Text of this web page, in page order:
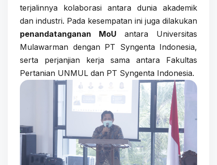
terjalinnya kolaborasi antara dunia akademik
dan industri. Pada kesempatan ini juga dilakukan
penandatanganan MoU antara Universitas
Mulawarman dengan PT Syngenta Indonesia,
serta perjanjian kerja sama antara Fakultas
Pertanian UNMUL dan PT Syngenta Indonesia.